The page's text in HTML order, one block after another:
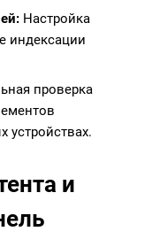
Настройка
индексации
проверка
и